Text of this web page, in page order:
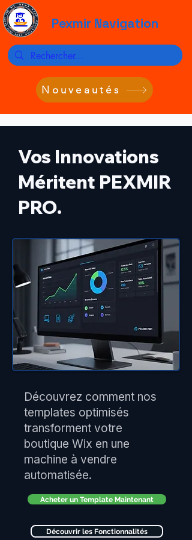
Pexmir Navigation
Nouveautés
Vos Innovations
Méritent PEXMIR
PRO.
Découvrez comment nos
templates optimisés
transforment votre
boutique Wix en une
machine à vendre
automatisée.
Acheter un Template Maintenant
Découvrir les Fonctionnalités